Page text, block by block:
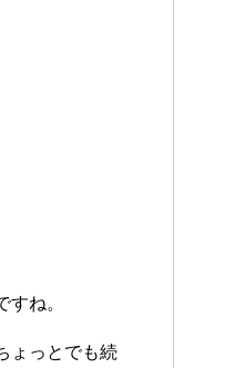
ね。
ょっとでも続